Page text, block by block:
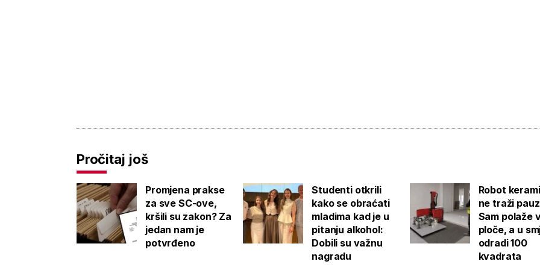
Pročitaj još
Promjena prakse
za sve SC-ove,
kršili su zakon? Za
jedan nam je
potvrđeno
Studenti otkrili
kako se obraćati
mladima kad je u
pitanju alkohol:
Dobili su važnu
nagradu
Robot
ne traži
Sam polaže
ploče, a u
odradi 100
kvadrata